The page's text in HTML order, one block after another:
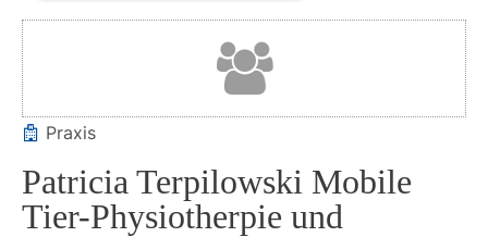
Praxis
Patricia Terpilowski Mobile
Tier-Physiotherpie und